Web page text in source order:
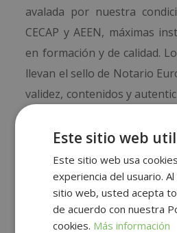
avalada por nuestra
CECAP y AEEN, máximas
en formación y de calidad.
llevan el sello de Notario
validez, contenidos y
Solicita
Este sitio web
Este sitio web usa
experiencia del usuario.
sitio web, usted acepta
de acuerdo con nuestra
cookies. Más información